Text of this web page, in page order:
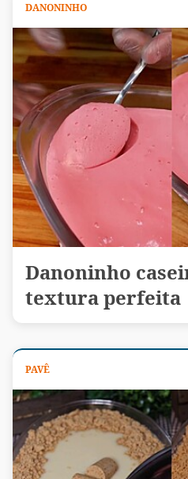
DANONINHO
Danoninho
textura perfeita
PAVÊ